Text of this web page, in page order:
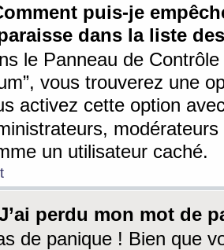
puis-je
dans la liste
le Panneau de
vous trouverez une
activez cette option
un utilisateur caché.
perdu mon mot de
de panique ! Bien que